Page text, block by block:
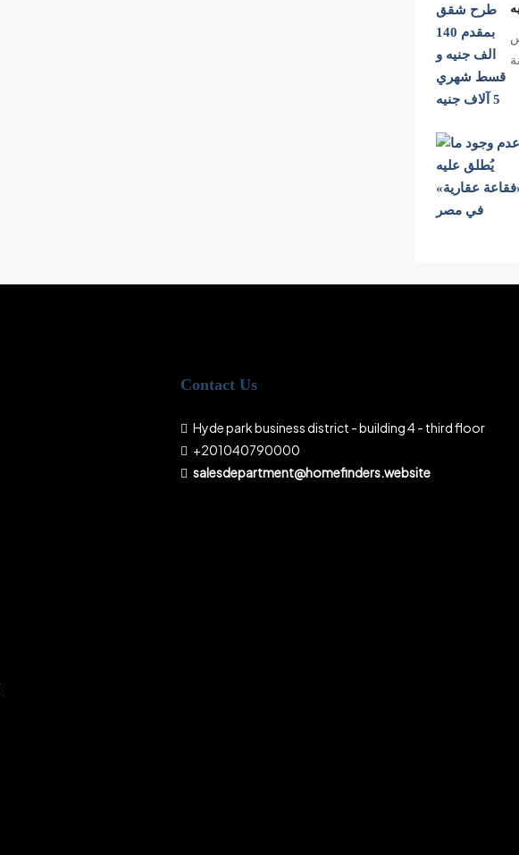
Contact Us
Hyde park business district - building 4 - third floor
+201040790000
salesdepartment@homefinders.website